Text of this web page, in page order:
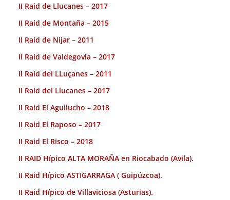
II Raid de Llucanes – 2017
II Raid de Montaña – 2015
II Raid de Nijar – 2011
II Raid de Valdegovía – 2017
II Raid del LLuçanes – 2011
II Raid del Llucanes – 2017
II Raid El Aguilucho – 2018
II Raid El Raposo – 2017
II Raid El Risco – 2018
II RAID Hípico ALTA MORAÑA en Riocabado (Avila).
II Raid Hípico ASTIGARRAGA ( Guipúzcoa).
II Raid Hípico de Villaviciosa (Asturias).